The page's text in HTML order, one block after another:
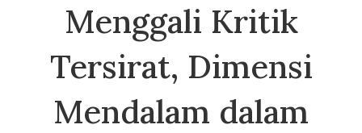
Menggali Kritik
Tersirat, Dimensi
Mendalam dalam